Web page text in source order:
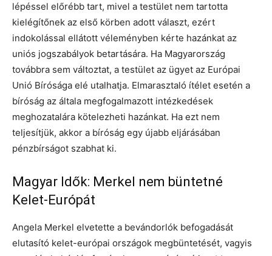
lépéssel előrébb tart, mivel a testület nem tartotta
kielégítőnek az első körben adott választ, ezért
indokolással ellátott véleményben kérte hazánkat az
uniós jogszabályok betartására. Ha Magyarország
továbbra sem változtat, a testület az ügyet az Európai
Unió Bírósága elé utalhatja. Elmarasztaló ítélet esetén a
bíróság az általa megfogalmazott intézkedések
meghozatalára kötelezheti hazánkat. Ha ezt nem
teljesítjük, akkor a bíróság egy újabb eljárásában
pénzbírságot szabhat ki.
Magyar Idők: Merkel nem büntetné
Kelet-Európát
Angela Merkel elvetette a bevándorlók befogadását
elutasító kelet-európai országok megbüntetését, vagyis